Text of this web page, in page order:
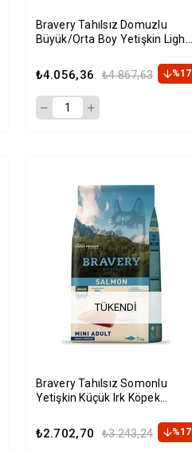
Bravery Tahılsız Domuzlu
Büyük/Orta Boy Yetişkin Light
₺4.056,36 ₺4.867,63 %17
TÜKENDI
Bravery Tahılsız Somonlu
Yetişkin Küçük Irk Köpek
₺2.702,70 ₺3.243,24 %17